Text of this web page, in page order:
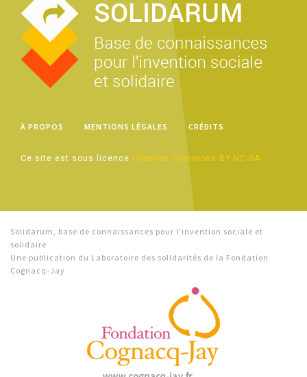
À PROPOS MENTIONS LÉGALES CRÉDITS
Ce site est sous licence Creative Commons BY-NC-SA
Solidarum, base de connaissances pour l'invention sociale et
solidaire
Une publication du Laboratoire des solidarités de la Fondation
Cognacq-Jay